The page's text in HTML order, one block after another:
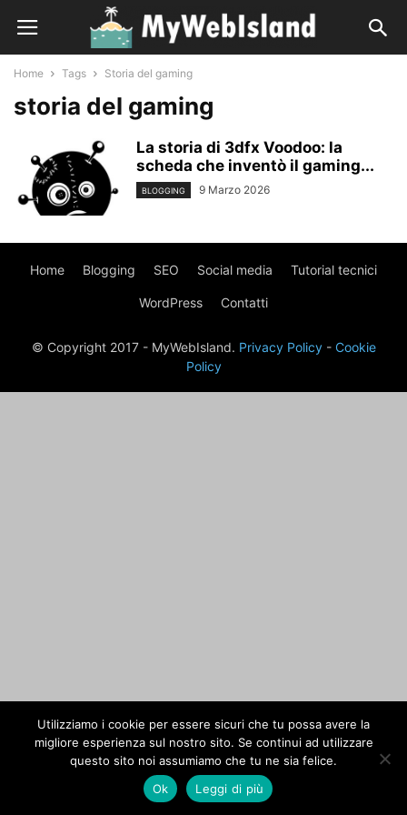
Home Tags Storia del gaming
storia del gaming
La storia di 3dfx Voodoo: la
scheda che inventò il gaming...
BLOGGING 9 Marzo 2026
Home Blogging SEO Social media Tutorial tecnici
WordPress Contatti
© Copyright 2017 - MyWebIsland. Privacy Policy- Cookie
Policy
Utilizziamo i cookie per essere sicuri che tu possa avere la
migliore esperienza sul nostro sito. Se continui ad utilizzare
questo sito noi assumiamo che tu ne sia felice.
Ok
Leggi di più